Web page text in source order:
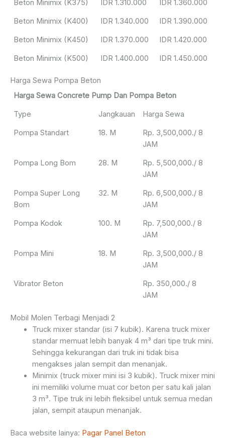
Beton Minimix (K375) IDR 1.310.000 IDR 1.360.000
Beton Minimix (K400) IDR 1.340.000 IDR 1.390.000
Beton Minimix (K450) IDR 1.370.000 IDR 1.420.000
Beton Minimix (K500) IDR 1.400.000 IDR 1.450.000
Harga Sewa Pompa Beton
Harga Sewa Concrete Pump Dan Pompa Beton
Type Jangkauan Harga Sewa
Pompa Standart 18. M
Rp. 3,500,000./ 8
JAM
Pompa Long Bom 28. M
Rp. 5,500,000./ 8
JAM
Pompa Super Long
Bom
32. M
Rp. 6,500,000./ 8
JAM
Pompa Kodok 100. M
Rp. 7,500,000./ 8
JAM
Pompa Mini 18. M
Rp. 3,500,000./ 8
JAM
Vibrator Beton
Rp. 350,000./ 8
JAM
Mobil Molen Terbagi Menjadi 2
Truck mixer standar (isi 7 kubik). Karena truck mixer
standar memuat lebih banyak 4 m³ dari tipe truk mini.
Sehingga kekurangan dari truk ini tidak bisa
mengakses jalan sempit dan menanjak.
Minimix (truck mixer mini isi 3 kubik). Truck mixer mini
ini memiliki volume muat cor beton per satu kali jalan
3 m³. Tipe truk ini lebih fleksibel untuk semua medan
jalan, sempit ataupun menanjak.
Baca website lainya: Pagar Panel Beton